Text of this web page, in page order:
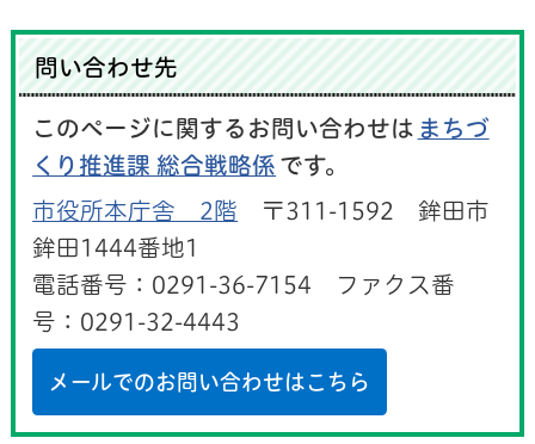
問い合わせ先
このページに関するお問い合わせは まちづ
くり推進課 総合戦略係 です。
市役所本庁舎 2階 〒311-1592 鉾田市
鉾田1444番地1
電話番号：0291-36-7154 ファクス番
号：0291-32-4443
メールでのお問い合わせはこちら